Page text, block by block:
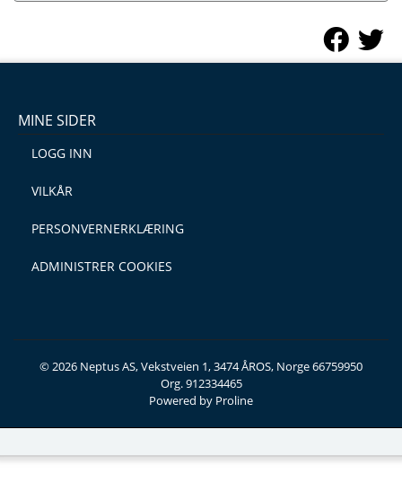
MINE SIDER
LOGG INN
VILKÅR
PERSONVERNERKLÆRING
ADMINISTRER COOKIES
© 2026 Neptus AS, Vekstveien 1, 3474 ÅROS, Norge 66759950
Org. 912334465
Powered by Proline